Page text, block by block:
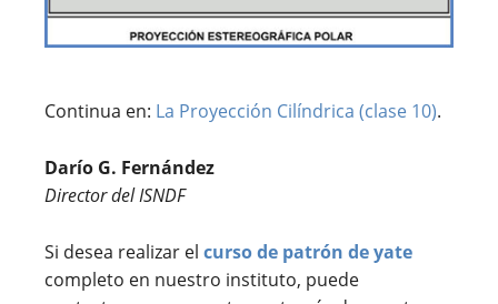
Continua en: La Proyección Cilíndrica (clase 10).
Darío G. Fernández
Director del ISNDF
Si desea realizar el curso de patrón de yate
completo en nuestro instituto, puede